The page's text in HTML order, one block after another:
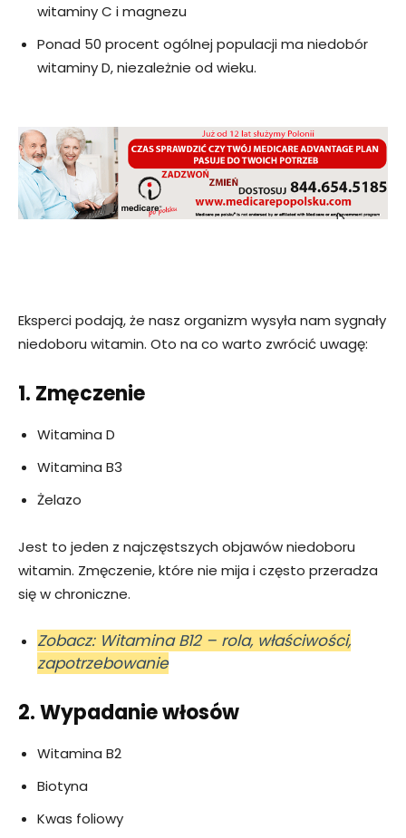
witaminy C i magnezu
Ponad 50 procent ogólnej populacji ma niedobór
witaminy D, niezależnie od wieku.
Eksperci podają, że nasz organizm wysyła nam sygnały
niedoboru witamin. Oto na co warto zwrócić uwagę:
1. Zmęczenie
Witamina D
Witamina B3
Żelazo
Jest to jeden z najczęstszych objawów niedoboru
witamin. Zmęczenie, które nie mija i często przeradza
się w chroniczne.
Zobacz: Witamina B12 – rola, właściwości,
zapotrzebowanie
2. Wypadanie włosów
Witamina B2
Biotyna
Kwas foliowy